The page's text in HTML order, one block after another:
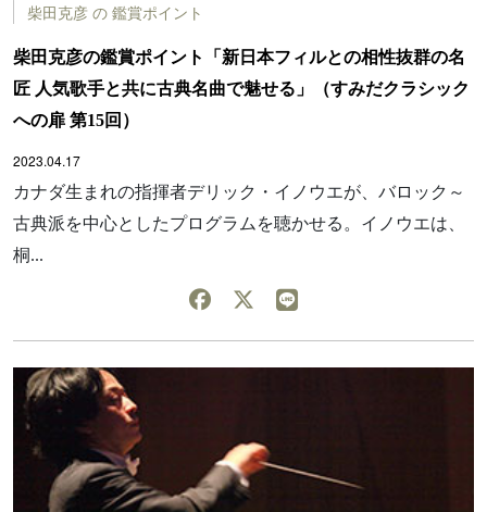
柴田克彦 の 鑑賞ポイント
柴田克彦の鑑賞ポイント「新日本フィルとの相性抜群の名
匠 人気歌手と共に古典名曲で魅せる」（すみだクラシック
への扉 第15回）
2023.04.17
カナダ生まれの指揮者デリック・イノウエが、バロック～
古典派を中心としたプログラムを聴かせる。イノウエは、
桐...